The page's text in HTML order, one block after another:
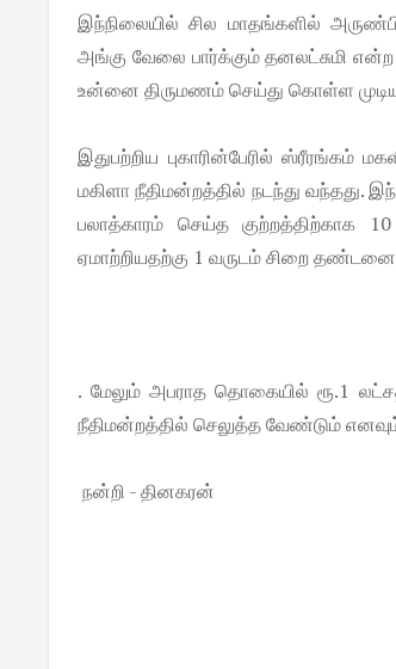
இந்நிலையில் சில மாதங்களில்
அங்கு வேலை பார்க்கும் தனலட்சுமி
உன்னை திருமணம் செய்து கொள்ள
இதுபற்றிய புகாரின்பேரில் ஸ்ரீரங்கம்
மகிளா நீதிமன்றத்தில் நடந்து வந்தது.
பலாத்காரம் செய்த குற்றத்திற்காக
ஏமாற்றியதற்கு 1 வருடம் சிறை
. மேலும் அபராத தொகையில் ரூ.1
நீதிமன்றத்தில் செலுத்த வேண்டும் எனவும்
நன்றி - தினகரன்